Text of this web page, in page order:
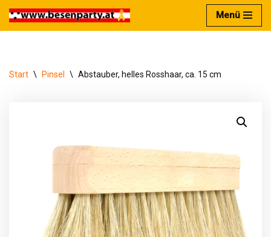
Zum
Menü
Start \ Pinsel \ Abstauber, helles Rosshaar, ca. 15 cm